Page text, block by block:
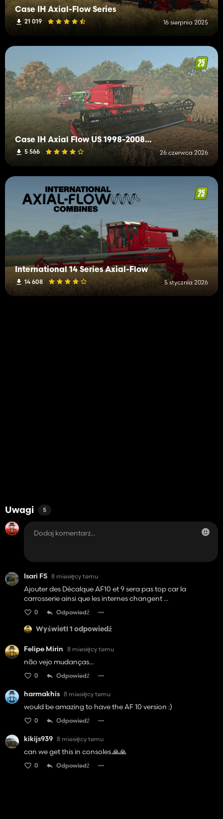
Case IH Axial-Flow Series
21 019 16 sierpnia 2025
Case IH Axial Flow US 1998-2008 Series
5 566 26 czerwca 2026
International 14 Series Axial-Flow
14 608 5 stycznia 2026
Uwagi 5
Isari FS 8 miesięcy temu
Ajouter des Décalque AF10 et 9 sera pas top car la
carrosserie ainsi que les internes changent ...
0 Odpowiedź
Wyświetl 1 odpowiedź
Felipe Mirin 8 miesięcy temu
não vejo mudanças...
0 Odpowiedź
harmakhis 8 miesięcy temu
would be amazing to have the AF 10 version :)
0 Odpowiedź
kikijs939 8 miesięcy temu
can we get this in consoles.🙏🙏
0 Odpowiedź